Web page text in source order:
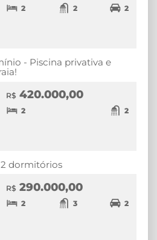
2 2 2
- Piscina privativa e
R$ 420.000,00
2 2
dormitórios
R$ 290.000,00
2 3 2